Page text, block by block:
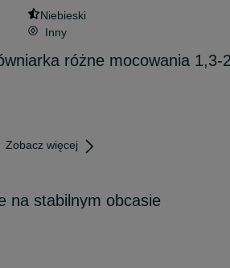
Niebieski
Inny
różne mocowania 1,3-
Zobacz więcej
na stabilnym obcasie